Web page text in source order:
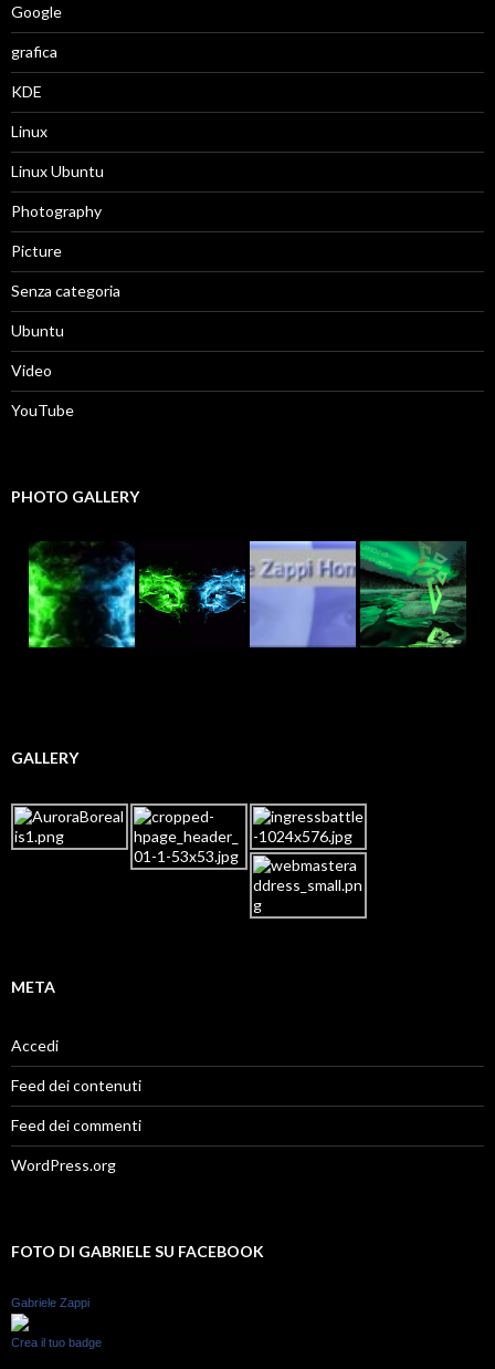
Google
grafica
KDE
Linux
Linux Ubuntu
Photography
Picture
Senza categoria
Ubuntu
Video
YouTube
PHOTO GALLERY
GALLERY
META
Accedi
Feed dei contenuti
Feed dei commenti
WordPress.org
FOTO DI GABRIELE SU FACEBOOK
Gabriele Zappi
Crea il tuo badge